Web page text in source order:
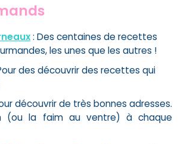
: Des centaines de recettes
les unes que les autres !
des découvrir des recettes qui
découvrir de très bonnes adresses.
(ou la faim au ventre) à chaque